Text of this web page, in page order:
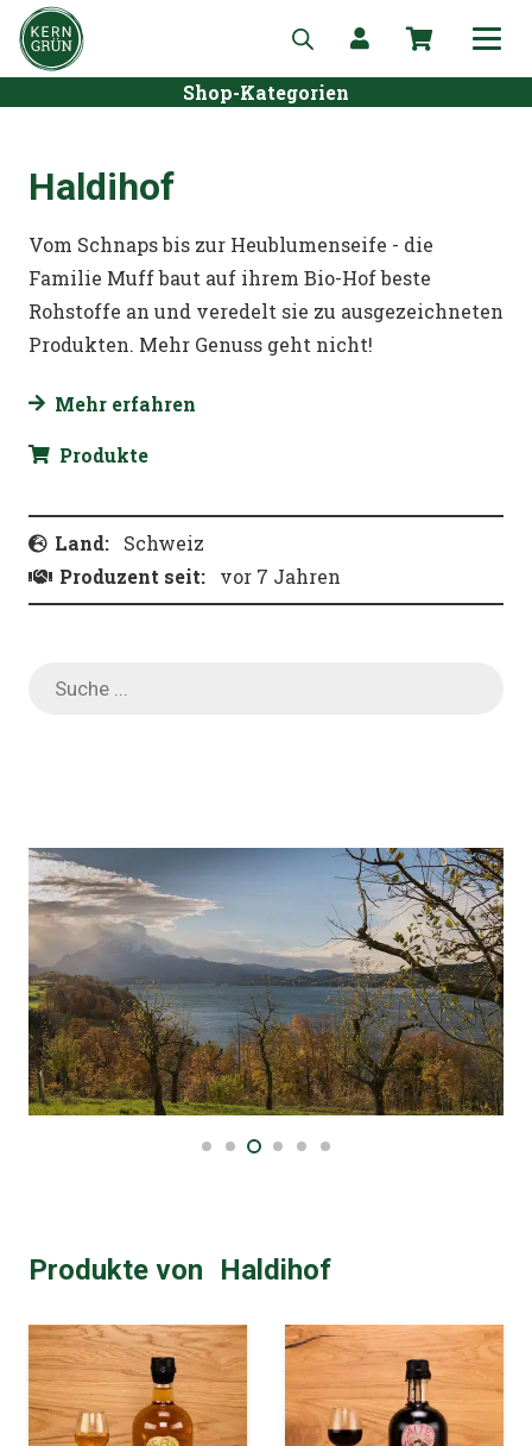
Shop-Kategorien
Haldihof
Vom Schnaps bis zur Heublumenseife - die
Familie Muff baut auf ihrem Bio-Hof beste
Rohstoffe an und veredelt sie zu ausgezeichneten
Produkten. Mehr Genuss geht nicht!
Mehr erfahren
Produkte
Land:
Schweiz
Produzent seit:
vor 7 Jahren
search
Produkte von Haldihof